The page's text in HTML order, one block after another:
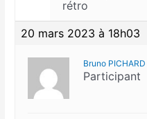
rétro
20 mars 2023 à 18h03
Bruno PICHARD
Participant